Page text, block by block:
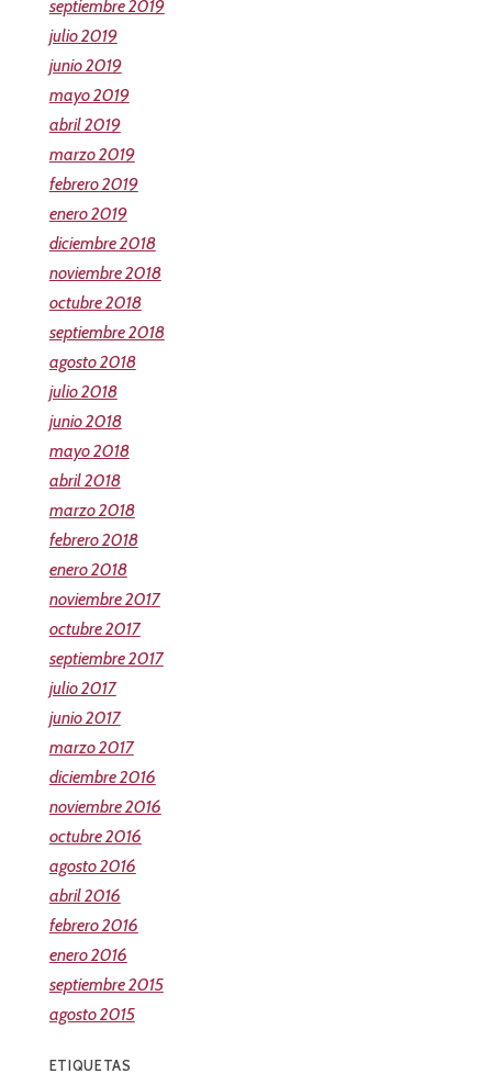
septiembre 2019
julio 2019
junio 2019
mayo 2019
abril 2019
marzo 2019
febrero 2019
enero 2019
diciembre 2018
noviembre 2018
octubre 2018
septiembre 2018
agosto 2018
julio 2018
junio 2018
mayo 2018
abril 2018
marzo 2018
febrero 2018
enero 2018
noviembre 2017
octubre 2017
septiembre 2017
julio 2017
junio 2017
marzo 2017
diciembre 2016
noviembre 2016
octubre 2016
agosto 2016
abril 2016
febrero 2016
enero 2016
septiembre 2015
agosto 2015
ETIQUETAS